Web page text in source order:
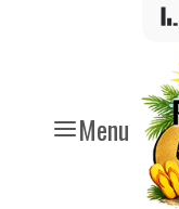
Menu